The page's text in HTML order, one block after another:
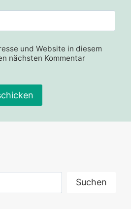
und Website in diesem
nächsten Kommentar
Suchen